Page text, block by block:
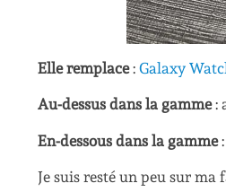
Elle remplace: Galaxy
Au-dessus dans la gamme:
En-dessous dans la gamme:
Je suis resté un peu sur